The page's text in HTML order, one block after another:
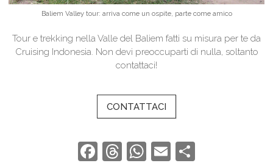
Baliem Valley tour: arriva come un ospite, parte come amico
Tour e trekking nella Valle del Baliem fatti su misura per te da
Cruising Indonesia. Non devi preoccuparti di nulla, soltanto
contattaci!
CONTATTACI
Facebook
Threads
WhatsApp
Email